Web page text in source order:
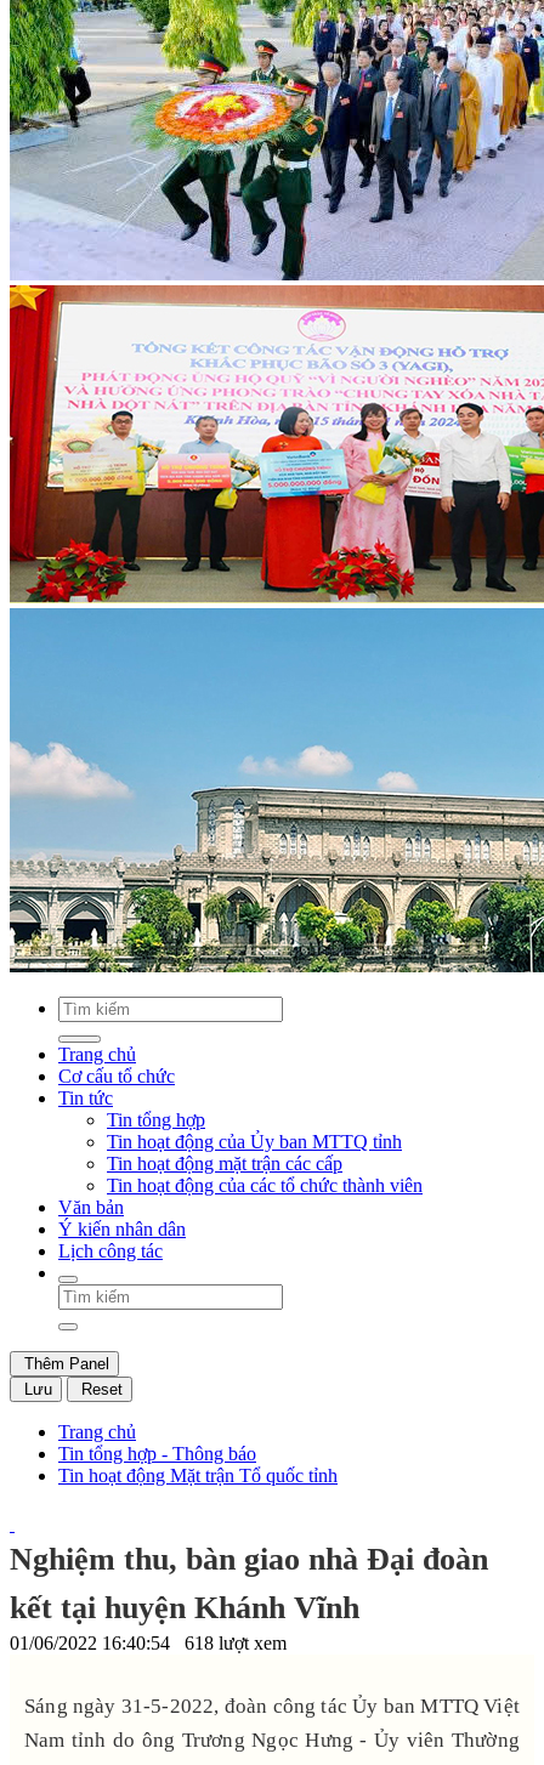
Trang chủ
Cơ cấu tổ chức
Tin tức
Tin tổng hợp
Tin hoạt động của Ủy ban MTTQ tỉnh
Tin hoạt động mặt trận các cấp
Tin hoạt động của các tổ chức thành viên
Văn bản
Ý kiến nhân dân
Lịch công tác
Thêm Panel
Lưu
Reset
Trang chủ
Tin tổng hợp - Thông báo
Tin hoạt động Mặt trận Tổ quốc tỉnh
Nghiệm thu, bàn giao nhà Đại đoàn
kết tại huyện Khánh Vĩnh
01/06/2022 16:40:54 618 lượt xem
Sáng ngày 31-5-2022, đoàn công tác Ủy ban MTTQ Việt
Nam tỉnh do ông Trương Ngọc Hưng - Ủy viên Thường